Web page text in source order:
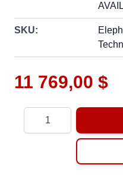
SKU:
11 769,00 $